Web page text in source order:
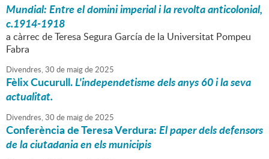
Mundial: Entre el domini imperial i la revolta anticolonial,
c.1914-1918
a càrrec de Teresa Segura García de la Universitat Pompeu
Fabra
Divendres,30 de maigde2025
Fèlix Cucurull.L'independetisme dels anys 60 i la seva
actualitat.
Divendres,30 de maigde2025
Conferència de Teresa Verdura:El paper dels defensors
de la ciutadania en els municipis